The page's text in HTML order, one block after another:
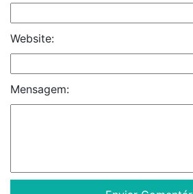
Website:
Mensagem: